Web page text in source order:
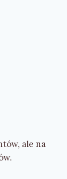
ale na